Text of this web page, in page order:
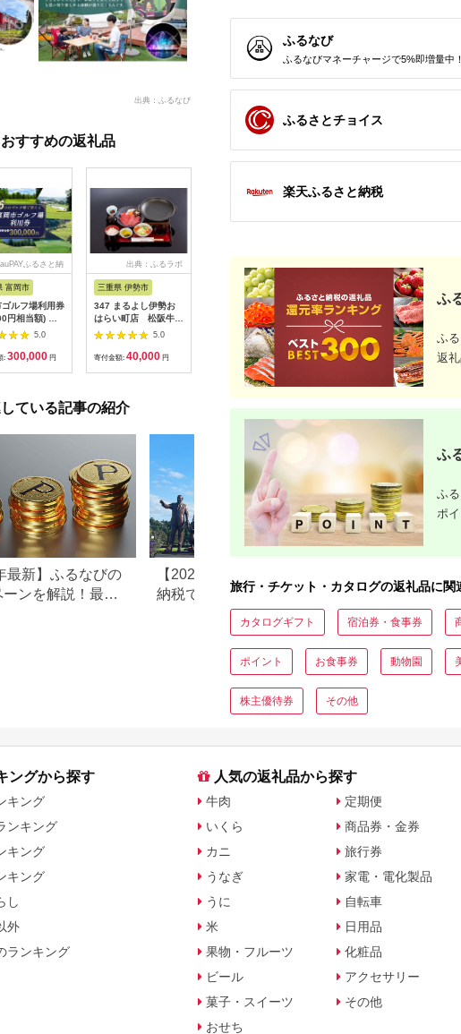
出典：ふるなび
すすめの返礼品
ふるさと納
富岡市
ゴルフ場利用券
相当額) ゴ
ケット 平日 土
プレー券 関東
首都圏 F20E-
5.0
: 300,000 円
出典：ふるラボ
三重県 伊勢市
347 まるよし伊勢お
はらい町店 松阪牛焼
肉御膳(150g) ペアお
5.0
寄付金額: 40,000 円
広島県 安芸高田市
【ふるさと納税】ゴル
フ 八千代カントリー
クラブ 利用券 10,000
円分（1,000円×10
枚） 広島 安芸高田市
5.0
寄付金額:36,500
20-05 茨城県産コシヒ
カリ備食ライスセット
(100g×８袋）【5年保
存・非常食】【備蓄
備蓄用 緊急時 備え 米
食品 食糧 食料 長期保
存 レジャー キャンプ
5.0
寄付金額:12,000円 寄
ている記事の紹介
最新】ふるなびの
ーンを解説！最大
【2026年最新版】ふるさと
納税でディズニー返礼品は
もらえる？ホテル・チケッ
ト・公式グッズを徹底解説
で30万円寄付
すめ返礼品も
ふるなび
ふるなびマネーチャージで5%即増量中！
ふるさとチョイス
楽天ふるさと納税
ふ
ふ
返
ふ
ふ
ポ
旅行・チケット・カタログの返礼品に関
カタログギフト 宿泊券・食事券
ポイント お食事券 動物園
株主優待券 その他
ングから探す
キング
ンキング
キング
キング
し
外
ランキング
人気の返礼品から探す
牛肉
いくら
カニ
うなぎ
うに
米
果物・フルーツ
ビール
菓子・スイーツ
おせち
定期便
商品券・金券
旅行券
家電・電化製品
自転車
日用品
化粧品
アクセサリー
その他